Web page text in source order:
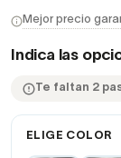
Mejor precio
Indica las
Te faltan 2
ELIGE COLOR